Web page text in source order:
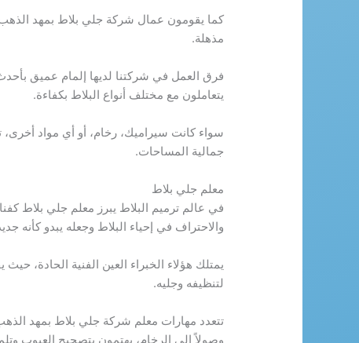
كما يقومون عمال شركة جلي بلاط بمهد
مذهلة.
فرق العمل في شركتنا لديها إلمام عميق
يتعاملون مع مختلف أنواع البلاط بكفاءة.
سواء كانت سيراميك، رخام، أو أي مواد
جمالية المساحات.
معلم جلي بلاط
في عالم ترميم البلاط يبرز معلم جلي بلاط
والاحتراف في إحياء البلاط وجعله يبدو كأنه
يمتلك هؤلاء الخبراء العين الفنية الحادة،
لتنظيفه وجليه.
تتعدد مهارات معلم شركة جلي بلاط بمهد
وصولاً إلى الرخام، يهتمون بتصحيح العيوب